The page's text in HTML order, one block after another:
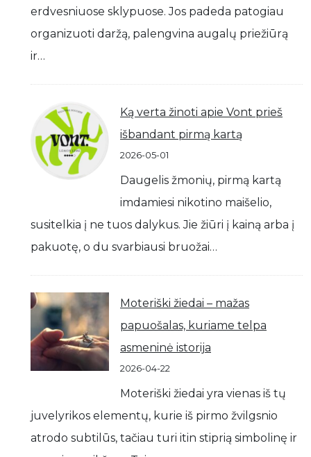
erdvesniuose sklypuose. Jos padeda patogiau
organizuoti daržą, palengvina augalų priežiūrą
ir…
Ką verta žinoti apie Vont prieš
išbandant pirmą kartą
2026-05-01
Daugelis žmonių, pirmą kartą
imdamiesi nikotino maišelio,
susitelkia į ne tuos dalykus. Jie žiūri į kainą arba į
pakuotę, o du svarbiausi bruožai…
Moteriški žiedai – mažas
papuošalas, kuriame telpa
asmeninė istorija
2026-04-22
Moteriški žiedai yra vienas iš tų
juvelyrikos elementų, kurie iš pirmo žvilgsnio
atrodo subtilūs, tačiau turi itin stiprią simbolinę ir